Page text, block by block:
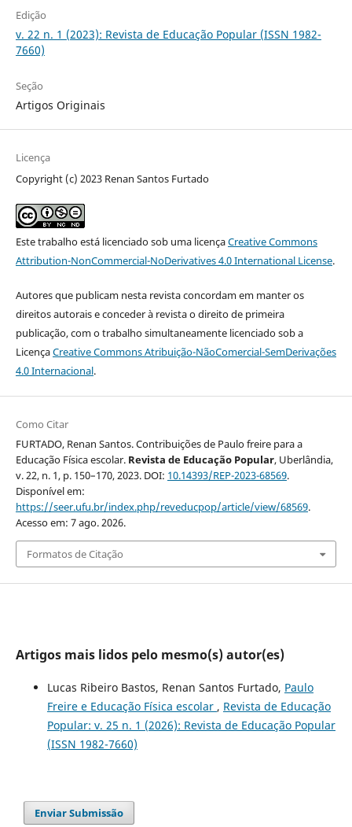
Edição
v. 22 n. 1 (2023): Revista de Educação Popular (ISSN 1982-
7660)
Seção
Artigos Originais
Licença
Copyright (c) 2023 Renan Santos Furtado
Este trabalho está licenciado sob uma licençaCreative Commons
Attribution-NonCommercial-NoDerivatives 4.0 International License.
Autores que publicam nesta revista concordam em manter os
direitos autorais e conceder à revista o direito de primeira
publicação, com o trabalho simultaneamente licenciado sob a
LicençaCreative Commons Atribuição-NãoComercial-SemDerivações
4.0 Internacional.
Como Citar
FURTADO, Renan Santos. Contribuições de Paulo freire para a
Educação Física escolar. Revista de Educação Popular, Uberlândia,
v. 22, n. 1, p. 150–170, 2023. DOI: 10.14393/REP-2023-68569.
Disponível em:
https://seer.ufu.br/index.php/reveducpop/article/view/68569.
Acesso em: 7 ago. 2026.
Formatos de Citação
Artigos mais lidos pelo mesmo(s) autor(es)
Lucas Ribeiro Bastos, Renan Santos Furtado, Paulo
Freire e Educação Física escolar , Revista de Educação
Popular: v. 25 n. 1 (2026): Revista de Educação Popular
(ISSN 1982-7660)
Enviar Submissão